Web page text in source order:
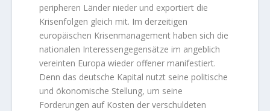
peripheren Länder nieder und exportiert die
Krisenfolgen gleich mit. Im derzeitigen
europäischen Krisenmanagement haben sich die
nationalen Interessengegensätze im angeblich
vereinten Europa wieder offener manifestiert.
Denn das deutsche Kapital nutzt seine politische
und ökonomische Stellung, um seine
Forderungen auf Kosten der verschuldeten